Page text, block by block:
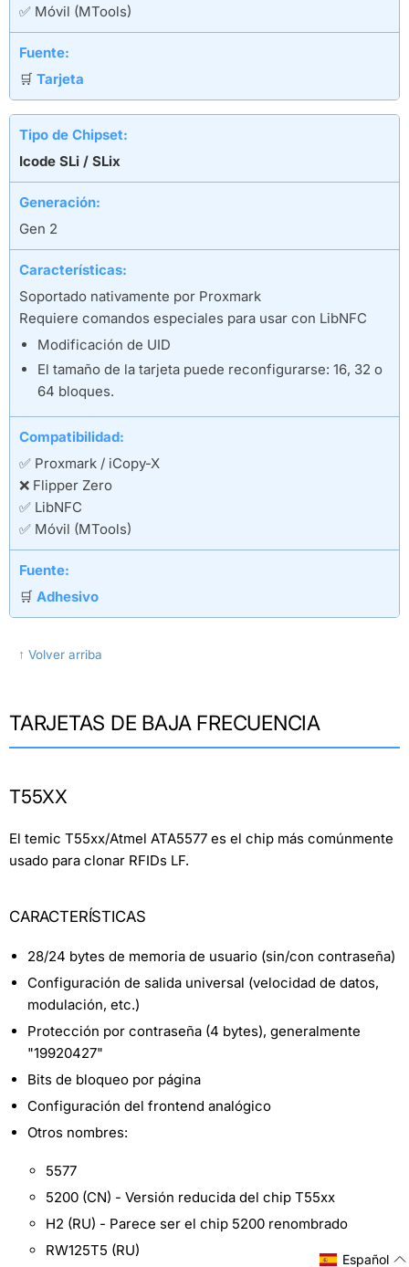
✅ Móvil (MTools)
Fuente:
🛒 Tarjeta
Tipo de Chipset:
Icode SLi / SLix
Generación:
Gen 2
Características:
Soportado nativamente por Proxmark
Requiere comandos especiales para usar con LibNFC
Modificación de UID
El tamaño de la tarjeta puede reconfigurarse: 16, 32 o
64 bloques.
Compatibilidad:
✅ Proxmark / iCopy-X
❌ Flipper Zero
✅ LibNFC
✅ Móvil (MTools)
Fuente:
🛒 Adhesivo
↑ Volver arriba
TARJETAS DE BAJA FRECUENCIA
T55XX
El temic T55xx/Atmel ATA5577 es el chip más comúnmente
usado para clonar RFIDs LF.
CARACTERÍSTICAS
28/24 bytes de memoria de usuario (sin/con contraseña)
Configuración de salida universal (velocidad de datos,
modulación, etc.)
Protección por contraseña (4 bytes), generalmente
"19920427"
Bits de bloqueo por página
Configuración del frontend analógico
Otros nombres:
5577
5200 (CN) - Versión reducida del chip T55xx
H2 (RU) - Parece ser el chip 5200 renombrado
RW125T5 (RU)
Español